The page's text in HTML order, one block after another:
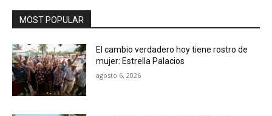
MOST POPULAR
El cambio verdadero hoy tiene rostro de
mujer: Estrella Palacios
agosto 6, 2026